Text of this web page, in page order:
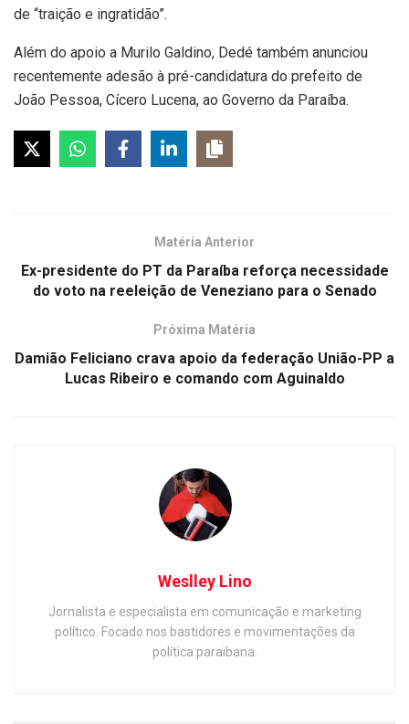
de “traição e ingratidão”.
Além do apoio a Murilo Galdino, Dedé também anunciou
recentemente adesão à pré-candidatura do prefeito de
João Pessoa, Cícero Lucena, ao Governo da Paraíba.
Matéria Anterior
Ex-presidente do PT da Paraíba reforça necessidade
do voto na reeleição de Veneziano para o Senado
Próxima Matéria
Damião Feliciano crava apoio da federação União-PP a
Lucas Ribeiro e comando com Aguinaldo
Weslley Lino
Jornalista e especialista em comunicação e marketing
político. Focado nos bastidores e movimentações da
política paraibana.